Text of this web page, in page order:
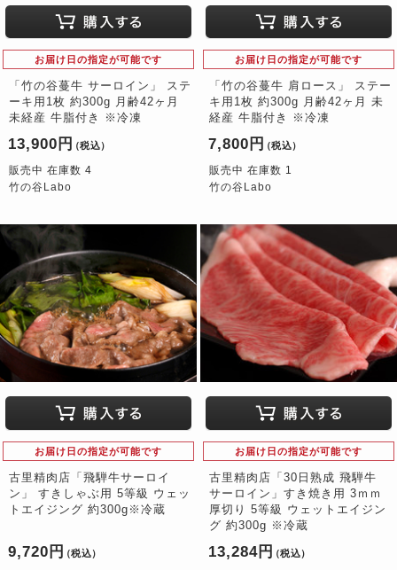
お届け日の指定が可能です
「竹の谷蔓牛 サーロイン」 ステ
ーキ用1枚 約300g 月齢42ヶ月
未経産 牛脂付き ※冷凍
13,900円 （税込）
販売中 在庫数 4
竹の谷Labo
お届け日の指定が可能です
「竹の谷蔓牛 肩ロース」 ステー
キ用1枚 約300g 月齢42ヶ月 未
経産 牛脂付き ※冷凍
7,800円 （税込）
販売中 在庫数 1
竹の谷Labo
お届け日の指定が可能です
古里精肉店「飛騨牛サーロイ
ン」 すきしゃぶ用 5等級 ウェッ
トエイジング 約300g※冷蔵
9,720円 （税込）
お届け日の指定が可能です
古里精肉店「30日熟成 飛騨牛
サーロイン」すき焼き用 3ｍｍ
厚切り 5等級 ウェットエイジン
グ 約300g ※冷蔵
13,284円 （税込）